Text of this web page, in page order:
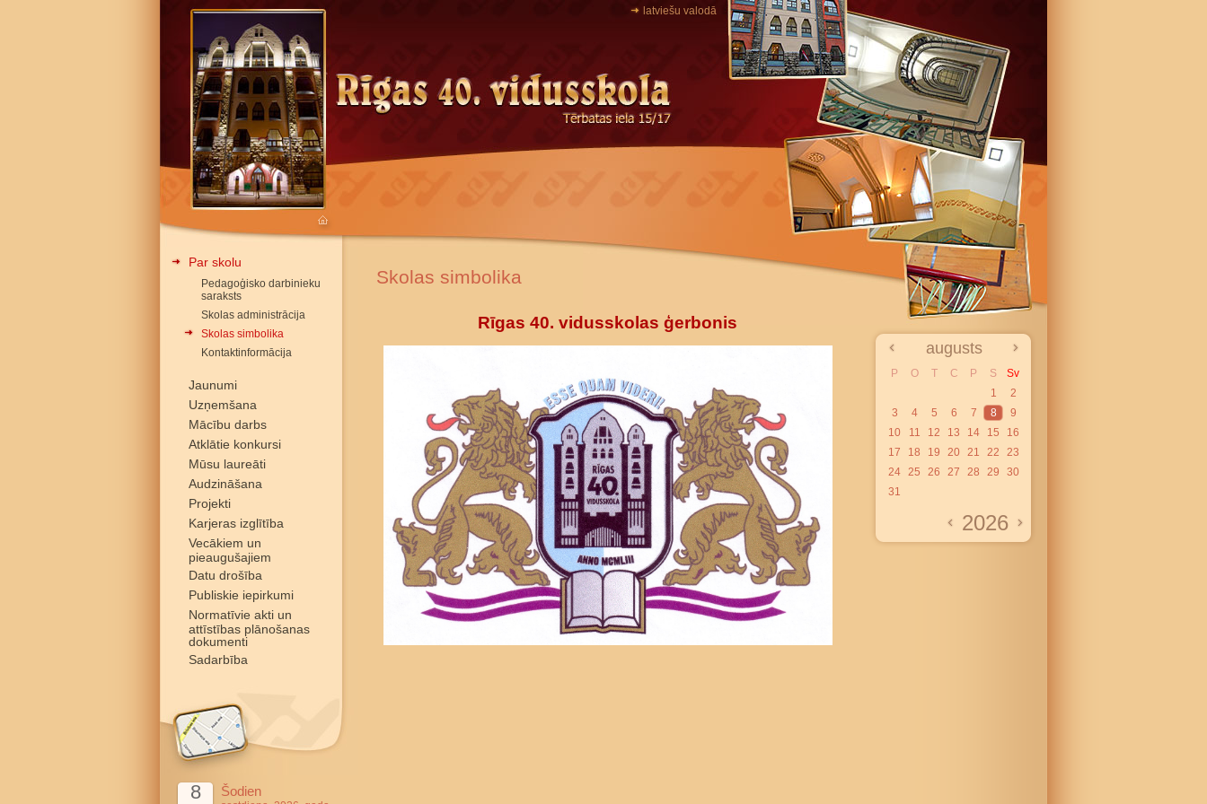
latviešu valodā
Par skolu
Pedagoģisko darbinieku
saraksts
Skolas administrācija
Skolas simbolika
Kontaktinformācija
Jaunumi
Uzņemšana
Mācību darbs
Atklātie konkursi
Mūsu laureāti
Audzināšana
Projekti
Karjeras izglītība
Vecākiem un
pieaugušajiem
Datu drošība
Publiskie iepirkumi
Normatīvie akti un
attīstības plānošanas
dokumenti
Sadarbība
8 Šodien
Skolas simbolika
Rīgas 40. vidusskolas ģerbonis
augusts
P O T C P S
Sv
1
2
3
4 5 6 7 8
9
10
11 12 13 14 15
16
17
18 19 20 21 22
23
24 25 26 27 28 29
30
31
2026